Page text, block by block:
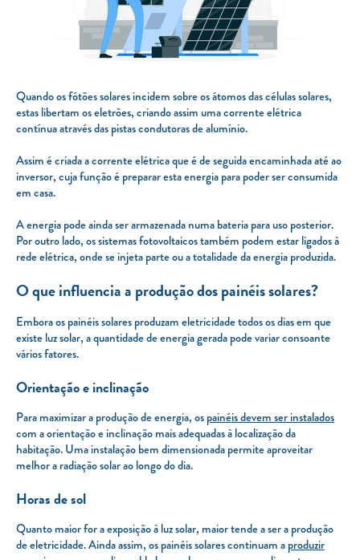
Quando os fótões solares incidem sobre os átomos das células solares,
estas libertam os eletrões, criando assim uma corrente elétrica
contínua através das pistas condutoras de alumínio.
Assim é criada a corrente elétrica que é de seguida encaminhada até ao
inversor, cuja função é preparar esta energia para poder ser consumida
em casa.
A energia pode ainda ser armazenada numa bateria para uso posterior.
Por outro lado, os sistemas fotovoltaicos também podem estar ligados à
rede elétrica, onde se injeta parte ou a totalidade da energia produzida.
O que influencia a produção dos painéis solares?
Embora os painéis solares produzam eletricidade todos os dias em que
existe luz solar, a quantidade de energia gerada pode variar consoante
vários fatores.
Orientação e inclinação
Para maximizar a produção de energia, ospainéis devem ser instalados
com a orientação e inclinação mais adequadas à localização da
habitação. Uma instalação bem dimensionada permite aproveitar
melhor a radiação solar ao longo do dia.
Horas de sol
Quanto maior for a exposição à luz solar, maior tende a ser a produção
de eletricidade. Ainda assim, os painéis solares continuam aproduzir